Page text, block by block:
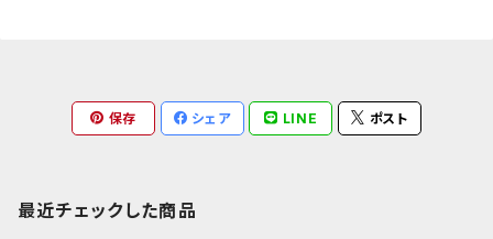
保存 シェア LINE ポスト
最近チェックした商品